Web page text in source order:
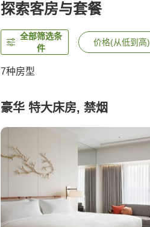
探索客房与套餐
全部筛选条
件
价格(从低到高)
7种房型
豪华 特大床房, 禁烟